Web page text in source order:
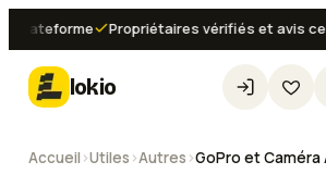
Propriétaires vérifiés et avis
lokio
Accueil ›Utiles ›Autres ›GoPro et Caméra